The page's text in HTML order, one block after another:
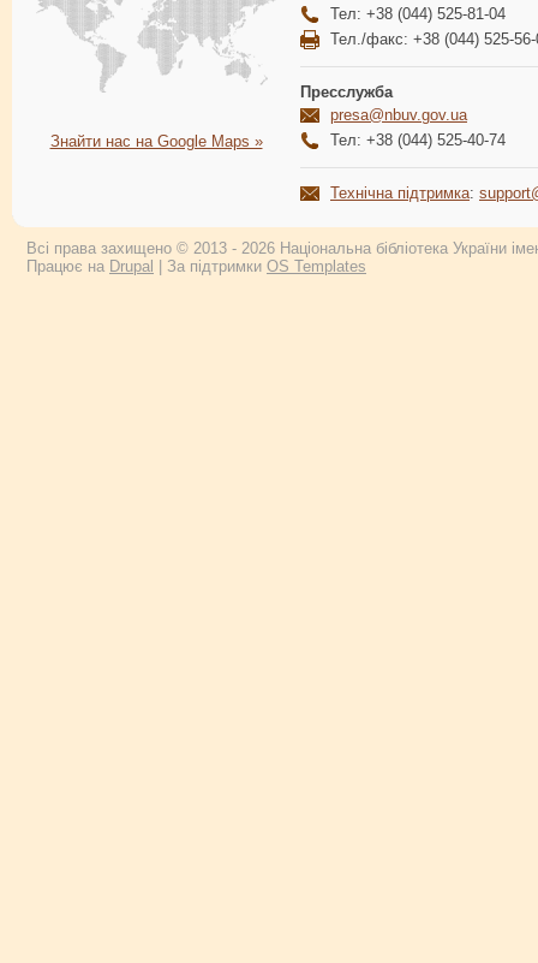
Знайти нас на Google Maps »
Тел: +38 (044) 525-81-04
Тел./факс: +38 (044) 525-56-
Пресслужба
presa@nbuv.gov.ua
Тел: +38 (044) 525-40-74
Технічна підтримка:
Всі права захищено © 2013 - 2026 Національна бібліотека України
Працює на Drupal | За підтримки OS Templates